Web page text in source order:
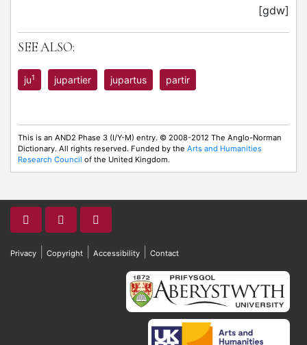
[gdw]
SEE ALSO:
ju1 jupartier jupartus partir
This is an AND2 Phase 3 (I/Y-M) entry. © 2008-2012 The Anglo-Norman
Dictionary. All rights reserved. Funded by the Arts and Humanities
Research Council of the United Kingdom.
Privacy Copyright Accessibility Contact